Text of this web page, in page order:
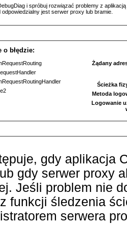
i spróbuj rozwiązać problemy z
odpowiedzialny jest serwer proxy lub bramie.
o błędzie:
Żądany
Ścieżka
Metoda
Logowanie
gdy aplikacja
gdy serwer proxy
Jeśli problem nie
funkcji śledzenia
serwera